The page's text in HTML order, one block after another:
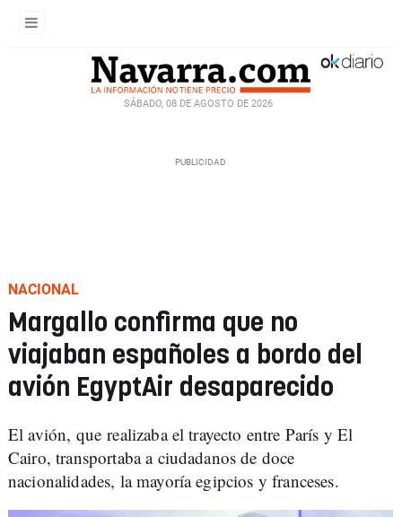
SÁBADO, 08 DE AGOSTO DE 2026
NACIONAL
Margallo confirma que no
viajaban españoles a bordo del
avión EgyptAir desaparecido
El avión, que realizaba el trayecto entre París y El
Cairo, transportaba a ciudadanos de doce
nacionalidades, la mayoría egipcios y franceses.